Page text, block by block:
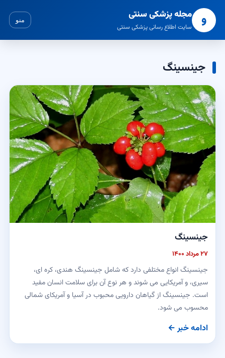
و مجله پزشکی سنتی
سایت اطلاع رسانی پزشکی سنتی
منو
جینسینگ
جینسینگ
۲۷ مرداد ۱۴۰۰
جینسینگ انواع مختلفی دارد که شامل جینسینگ هندی، کره ای،
سیری، و آمریکایی می شوند و هر نوع آن برای سلامت انسان مفید
است. جینسینگ از گیاهان دارویی محبوب در آسیا و آمریکای شمالی
محسوب می شود.
ادامه خبر ←